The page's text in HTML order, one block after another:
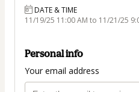
DATE & TIME
11/19/25 11:00 AM to 11/21/25
Personal info
Your email address